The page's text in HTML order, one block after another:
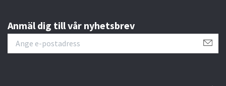
Anmäl dig till vår nyhetsbrev